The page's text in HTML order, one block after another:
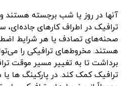
آنها در روز یا شب برجسته هستند
ترافیک در اطراف کارهای
صحنه‌های تصادف یا هر شرایط
هستند. مخروط‌های ترافیکی را
برداشت تا به تغییر مسیر موقت
ترافیک کمک کند. در پارکینگ ها